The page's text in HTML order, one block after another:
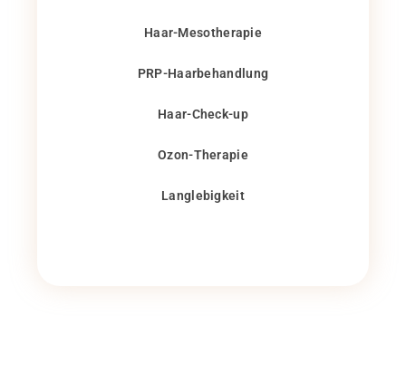
Haar-Mesotherapie
PRP-Haarbehandlung
Haar-Check-up
Ozon-Therapie
Langlebigkeit